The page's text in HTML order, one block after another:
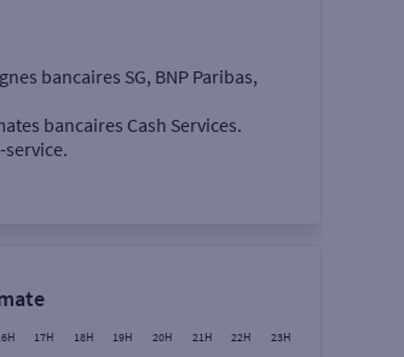
bancaires SG, BNP Paribas,
bancaires Cash Services.
17H 18H 19H 20H 21H 22H 23H